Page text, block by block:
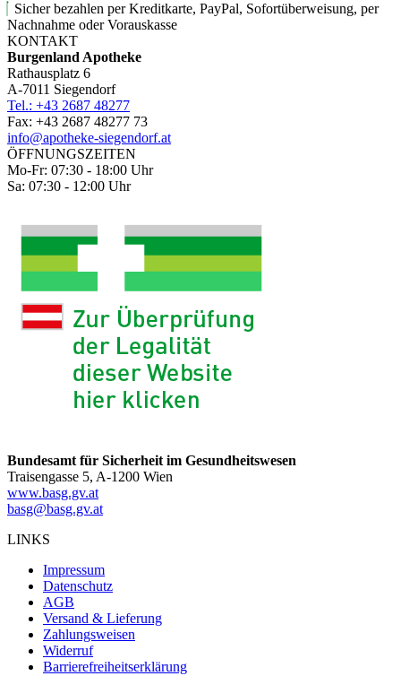
Sicher bezahlen per Kreditkarte, PayPal, Sofortüberweisung, per
Nachnahme oder Vorauskasse
KONTAKT
Burgenland Apotheke
Rathausplatz 6
A-7011 Siegendorf
Tel.: +43 2687 48277
Fax: +43 2687 48277 73
info@apotheke-siegendorf.at
ÖFFNUNGSZEITEN
Mo-Fr: 07:30 - 18:00 Uhr
Sa: 07:30 - 12:00 Uhr
Bundesamt für Sicherheit im Gesundheitswesen
Traisengasse 5, A-1200 Wien
www.basg.gv.at
basg@basg.gv.at
LINKS
Impressum
Datenschutz
AGB
Versand & Lieferung
Zahlungsweisen
Widerruf
Barrierefreiheitserklärung